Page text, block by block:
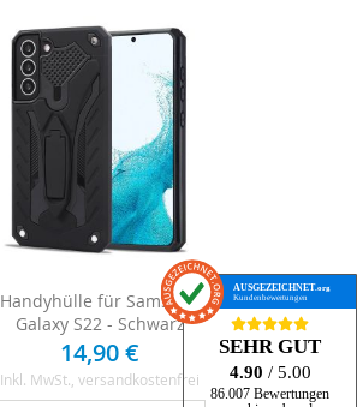
Handyhülle für Samsung
Galaxy S22 - Schwarz
14,90 €
Inkl. MwSt. , versandkostenfrei
AUSGEZEICHNET.org
Kundenbewertungen
SEHR GUT
4.90 / 5.00
86.007 Bewertungen